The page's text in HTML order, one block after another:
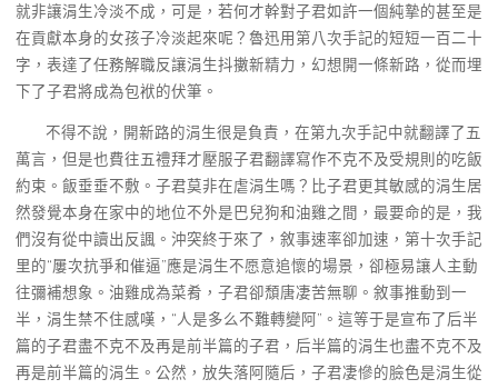
就非讓涓生冷淡不成，可是，若何才幹對子君如許一個純摯的甚至是
在貢獻本身的女孩子冷淡起來呢？魯迅用第八次手記的短短一百二十
字，表達了任務解職反讓涓生抖擻新精力，幻想開一條新路，從而埋
下了子君將成為包袱的伏筆。
不得不說，開新路的涓生很是負責，在第九次手記中就翻譯了五
萬言，但是也費往五禮拜才壓服子君翻譯寫作不克不及受規則的吃飯
約束。飯垂垂不敷。子君莫非在虐涓生嗎？比子君更其敏感的涓生居
然發覺本身在家中的地位不外是巴兒狗和油雞之間，最要命的是，我
們沒有從中讀出反諷。沖突終于來了，敘事速率卻加速，第十次手記
里的“屢次抗爭和催逼”應是涓生不愿意追懷的場景，卻極易讓人主動
往彌補想象。油雞成為菜肴，子君卻頹唐凄苦無聊。敘事推動到一
半，涓生禁不住感嘆，“人是多么不難轉變阿”。這等于是宣布了后半
篇的子君盡不克不及再是前半篇的子君，后半篇的涓生也盡不克不及
再是前半篇的涓生。公然，放失落阿隨后，子君凄慘的臉色是涓生從